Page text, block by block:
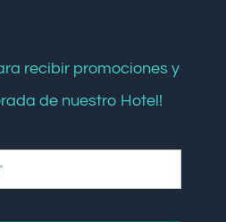
recibir promociones y
de nuestro Hotel!